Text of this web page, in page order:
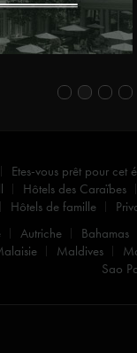
Etes-vous prêt pour cet
Hôtels des Caraïbes
Hôtels de famille
Autriche Bahamas
Maldives
Sao